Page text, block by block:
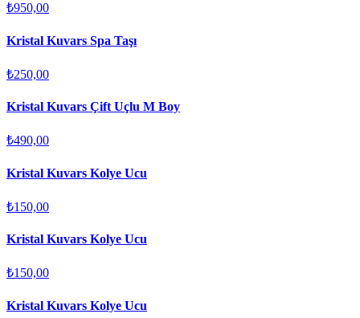
₺950,00
Kristal Kuvars Spa Taşı
₺250,00
Kristal Kuvars Çift Uçlu M Boy
₺490,00
Kristal Kuvars Kolye Ucu
₺150,00
Kristal Kuvars Kolye Ucu
₺150,00
Kristal Kuvars Kolye Ucu